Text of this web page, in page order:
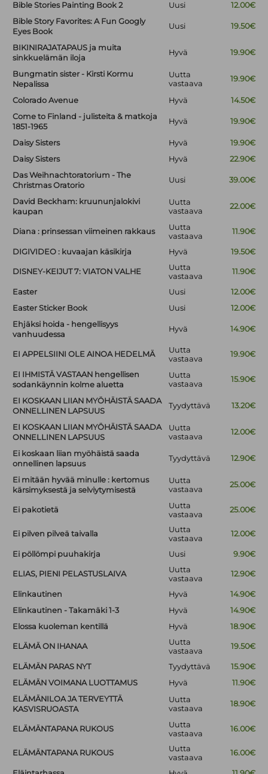
Bible Stories Painting Book 2
Uusi
12.00€
Bible Story Favorites: A Fun Googly
Eyes Book
Uusi 19.50€
BIKINIRAJATAPAUS ja muita
sinkkuelämän iloja
Hyvä 19.90€
Bungmatin sister - Kirsti Kormu
Nepalissa
Uutta
vastaava
19.90€
Colorado Avenue Hyvä
14.50€
Come to Finland - julisteita & matkoja
1851-1965
Hyvä 19.90€
Daisy Sisters Hyvä
19.90€
Daisy Sisters
Hyvä
22.90€
Das Weihnachtoratorium - The
Christmas Oratorio
Uusi 39.00€
David Beckham: kruununjalokivi
kaupan
Uutta
vastaava
22.00€
Diana : prinsessan viimeinen rakkaus
Uutta
vastaava
11.90€
DIGIVIDEO : kuvaajan käsikirja Hyvä 19.50€
DISNEY-KEIJUT 7: VIATON VALHE
Uutta
vastaava
11.90€
Easter Uusi
12.00€
Easter Sticker Book
Uusi
12.00€
Ehjäksi hoida - hengellisyys
vanhuudessa
Hyvä 14.90€
EI APPELSIINI OLE AINOA HEDELMÄ
Uutta
vastaava
19.90€
EI IHMISTÄ VASTAAN hengellisen
sodankäynnin kolme aluetta
Uutta
vastaava
15.90€
EI KOSKAAN LIIAN MYÖHÄISTÄ SAADA
ONNELLINEN LAPSUUS
Tyydyttävä 13.20€
EI KOSKAAN LIIAN MYÖHÄISTÄ SAADA
ONNELLINEN LAPSUUS
Uutta
vastaava
12.00€
Ei koskaan liian myöhäistä saada
onnellinen lapsuus
Tyydyttävä 12.90€
Ei mitään hyvää minulle : kertomus
kärsimyksestä ja selviytymisestä
Uutta
vastaava
25.00€
Ei pakotietä
Uutta
vastaava
25.00€
Ei pilven pilveä taivalla
Uutta
vastaava
12.00€
Ei pöllömpi puuhakirja Uusi 9.90€
ELIAS, PIENI PELASTUSLAIVA
Uutta
vastaava
12.90€
Elinkautinen Hyvä
14.90€
Elinkautinen - Takamäki 1-3
Hyvä
14.90€
Elossa kuoleman kentillä
Hyvä 18.90€
ELÄMÄ ON IHANAA
Uutta
vastaava
19.50€
ELÄMÄN PARAS NYT Tyydyttävä
15.90€
ELÄMÄN VOIMANA LUOTTAMUS
Hyvä
11.90€
ELÄMÄNILOA JA TERVEYTTÄ
KASVISRUOASTA
Uutta
vastaava
18.90€
ELÄMÄNTAPANA RUKOUS
Uutta
vastaava
16.00€
ELÄMÄNTAPANA RUKOUS
Uutta
vastaava
16.00€